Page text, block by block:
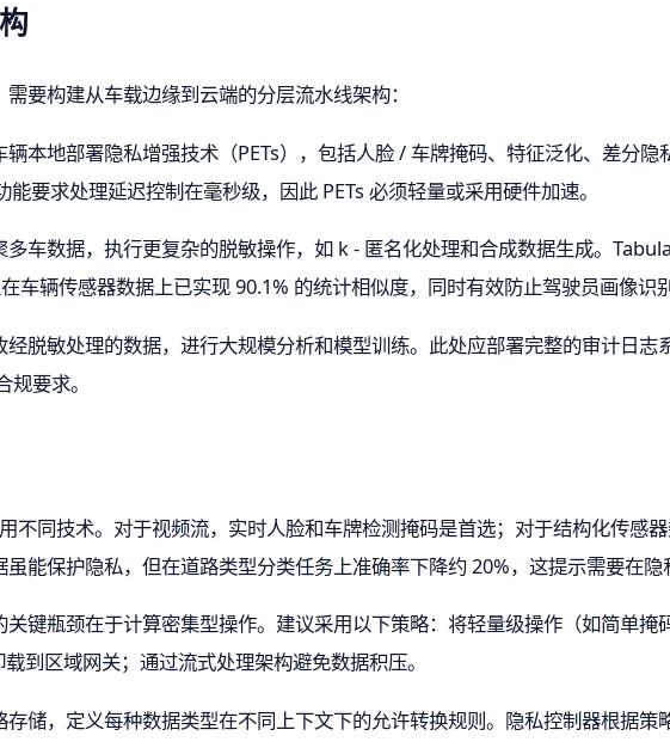
要构建从车载边缘到云端的分层流水线架构：
辆本地部署隐私增强技术（PETs），包括人脸 / 车牌掩码、特征泛化、差分
要求处理延迟控制在毫秒级，因此 PETs 必须轻量或采用硬件加速。
多车数据，执行更复杂的脱敏操作，如 k - 匿名化处理和合成数据生成。
车辆传感器数据上已实现 90.1% 的统计相似度，同时有效防止驾驶员画像识别
经脱敏处理的数据，进行大规模分析和模型训练。此处应部署完整的审计日志
要求。
不同技术。对于视频流，实时人脸和车牌检测掩码是首选；对于结构化传感
能保护隐私，但在道路类型分类任务上准确率下降约 20%，这提示需要在隐
键瓶颈在于计算密集型操作。建议采用以下策略：将轻量级操作（如简单掩
到区域网关；通过流式处理架构避免数据积压。
存储，定义每种数据类型在不同上下文下的允许转换规则。隐私控制器根据策